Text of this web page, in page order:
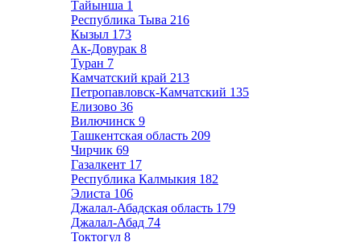
Тайынша 1
Республика Тыва 216
Кызыл 173
Ак-Довурак 8
Туран 7
Камчатский край 213
Петропавловск-Камчатский 135
Елизово 36
Вилючинск 9
Ташкентская область 209
Чирчик 69
Газалкент 17
Республика Калмыкия 182
Элиста 106
Джалал-Абадская область 179
Джалал-Абад 74
Токтогул 8